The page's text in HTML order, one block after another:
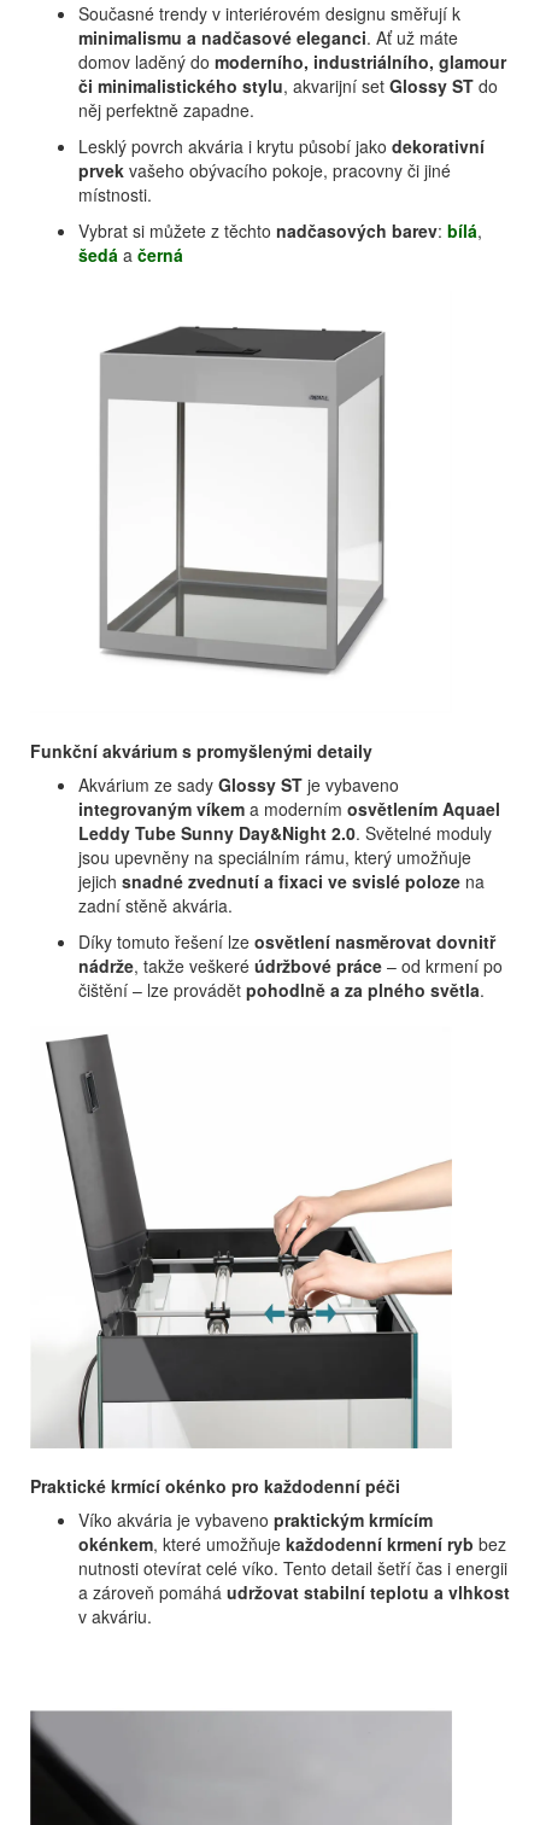
Současné trendy v interiérovém designu směřují k
minimalismu a nadčasové eleganci. Ať už máte
domov laděný do moderního, industriálního, glamour
či minimalistického stylu, akvarijní set Glossy ST do
něj perfektně zapadne.
Lesklý povrch akvária i krytu působí jako dekorativní
prvek vašeho obývacího pokoje, pracovny či jiné
místnosti.
Vybrat si můžete z těchto nadčasových barev: bílá,
šedá a černá
Funkční akvárium s promyšlenými detaily
Akvárium ze sady Glossy ST je vybaveno
integrovaným víkem a moderním osvětlením Aquael
Leddy Tube Sunny Day&Night 2.0. Světelné moduly
jsou upevněny na speciálním rámu, který umožňuje
jejich snadné zvednutí a fixaci ve svislé poloze na
zadní stěně akvária.
Díky tomuto řešení lze osvětlení nasměrovat dovnitř
nádrže, takže veškeré údržbové práce – od krmení po
čištění – lze provádět pohodlně a za plného světla.
Praktické krmící okénko pro každodenní péči
Víko akvária je vybaveno praktickým krmícím
okénkem, které umožňuje každodenní krmení ryb bez
nutnosti otevírat celé víko. Tento detail šetří čas i energii
a zároveň pomáhá udržovat stabilní teplotu a vlhkost
v akváriu.